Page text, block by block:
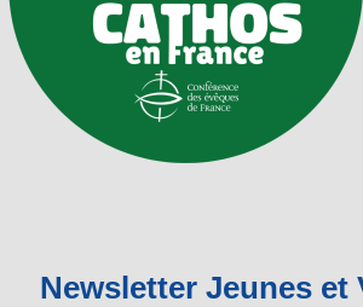
Newsletter Jeunes et